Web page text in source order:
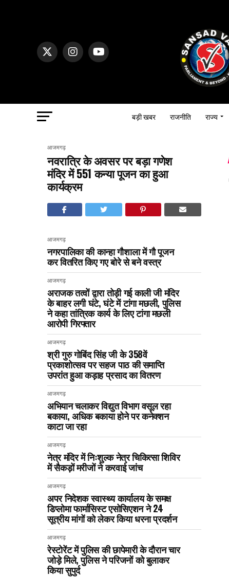
बड़ी खबर राजनीति राज्य
आजमगढ़
नवरात्रि के अवसर पर बड़ा गणेश
मंदिर में 551 कन्या पूजन का हुआ
कार्यक्रम
आजमगढ़
नगरपालिका की कान्हा गौशाला में गौ पूजन
कर वितरित किए गए बोरे से बने वस्त्र
आजमगढ़
अराजक तत्वों द्वारा तोड़ी गई काली जी मंदिर
के बाहर लगी घंटे, घंटे में टांगा मछली, पुलिस
ने कहा तांत्रिक कार्य के लिए टांगा मछली
आरोपी गिरफ्तार
आजमगढ़
श्री गुरु गोबिंद सिंह जी के 358वें
प्रकाशोत्सव पर सहज पाठ की समाप्ति
उपरांत हुआ कड़ाह प्रसाद का वितरण
आजमगढ़
अभियान चलाकर विद्युत विभाग वसूल रहा
बकाया, अधिक बकाया होने पर कनेक्शन
काटा जा रहा
आजमगढ़
नेत्र मंदिर में निःशुल्क नेत्र चिकित्सा शिविर
में सैकड़ों मरीजों ने करवाई जांच
आजमगढ़
अपर निदेशक स्वास्थ्य कार्यालय के समक्ष
डिप्लोमा फार्मासिस्ट एसोसिएशन ने 24
सूत्रीय मांगों को लेकर किया धरना प्रदर्शन
आजमगढ़
रेस्टोरेंट में पुलिस की छापेमारी के दौरान चार
जोड़े मिले, पुलिस ने परिजनों को बुलाकर
किया सुपुर्द